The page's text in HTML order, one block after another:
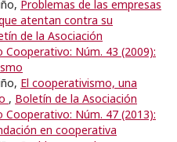
Problemas de las empresas
atentan contra su
de la Asociación
Núm. 43 (2009):
El cooperativismo, una
, Boletín de la Asociación
Núm. 47 (2013):
en cooperativa